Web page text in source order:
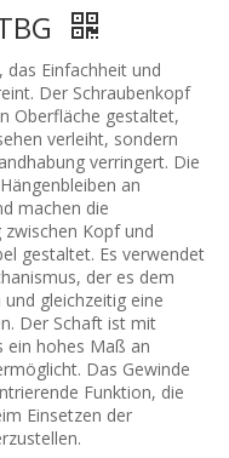
das Einfachheit und
Der Schraubenkopf
Oberfläche gestaltet,
verleiht, sondern
verringert. Die
an
machen die
zwischen Kopf und
gestaltet. Es verwendet
der es dem
gleichzeitig eine
Der Schaft ist mit
ein hohes Maß an
Das Gewinde
Funktion, die
Einsetzen der